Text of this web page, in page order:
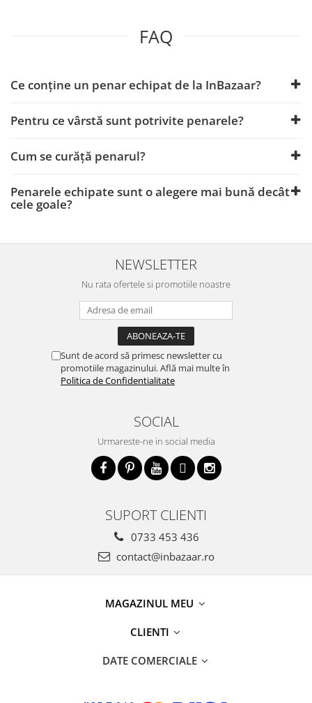
FAQ
Ce conține un penar echipat de la InBazaar?
Pentru ce vârstă sunt potrivite penarele?
Cum se curăță penarul?
Penarele echipate sunt o alegere mai bună decât
cele goale?
NEWSLETTER
Nu rata ofertele si promotiile noastre
Sunt de acord să primesc newsletter cu
promotiile magazinului. Află mai multe în
Politica de Confidentialitate
SOCIAL
Urmareste-ne in social media
SUPORT CLIENTI
0733 453 436
contact@inbazaar.ro
MAGAZINUL MEU
CLIENTI
DATE COMERCIALE